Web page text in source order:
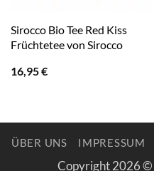
Sirocco Bio Tee Red Kiss
Früchtetee von Sirocco
16,95€
ÜBER UNS IMPRESSUM
Copyright 2026 ©